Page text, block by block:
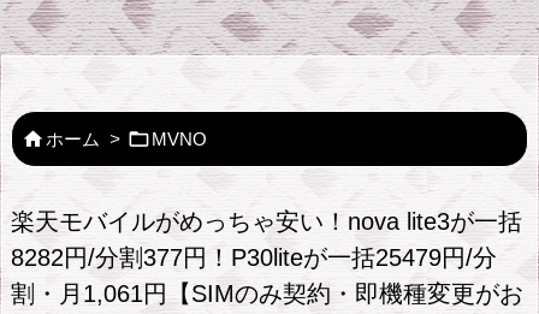
 ホーム >  MVNO
楽天モバイルがめっちゃ安い！nova lite3が一括
8282円/分割377円！P30liteが一括25479円/分
割・月1,061円【SIMのみ契約・即機種変更がお